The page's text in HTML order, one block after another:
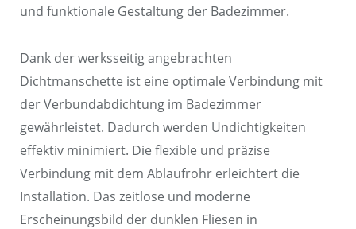
und funktionale Gestaltung der Badezimmer.
Dank der werksseitig angebrachten
Dichtmanschette ist eine optimale Verbindung mit
der Verbundabdichtung im Badezimmer
gewährleistet. Dadurch werden Undichtigkeiten
effektiv minimiert. Die flexible und präzise
Verbindung mit dem Ablaufrohr erleichtert die
Installation. Das zeitlose und moderne
Erscheinungsbild der dunklen Fliesen in